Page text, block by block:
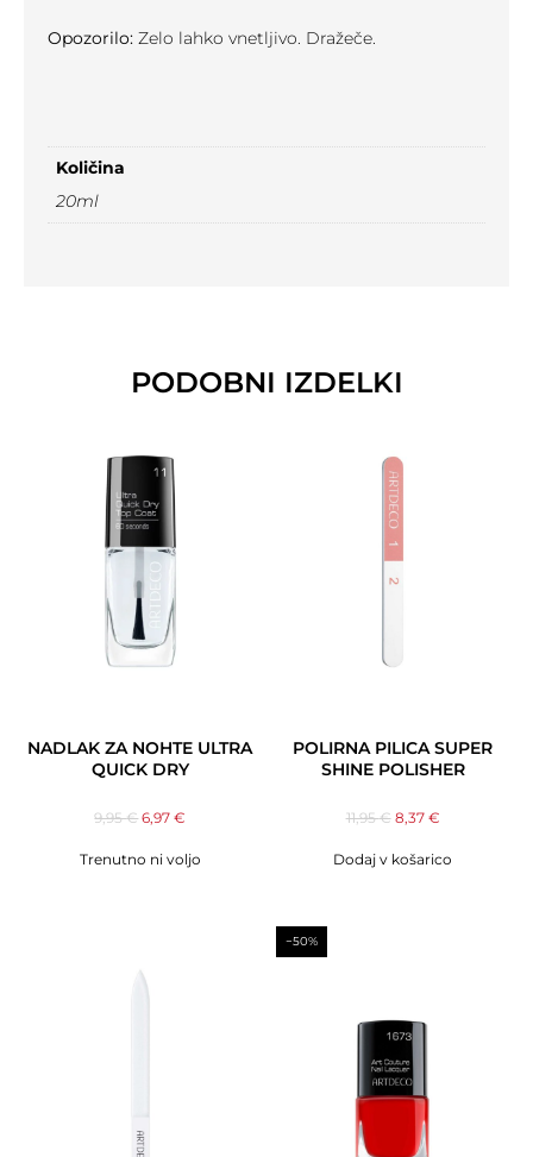
Opozorilo: Zelo lahko vnetljivo. Dražeče.
Količina
20ml
PODOBNI IZDELKI
NADLAK ZA NOHTE ULTRA
QUICK DRY
9,95€ 6,97€
Trenutno ni voljo
POLIRNA PILICA SUPER
SHINE POLISHER
11,95€ 8,37 €
Dodaj v košarico
−50%